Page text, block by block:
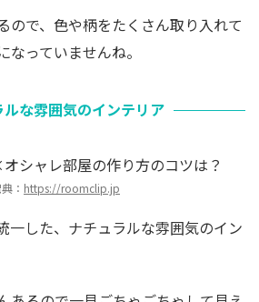
ので、色や柄をたくさん取り入れて
っていませんね。
ルな雰囲気のインテリア
： https://roomclip.jp
一した、ナチュラルな雰囲気のイン